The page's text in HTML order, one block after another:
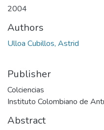
2004
Authors
Ulloa Cubillos, Astrid
Publisher
Colciencias
Instituto Colombiano de
Abstract